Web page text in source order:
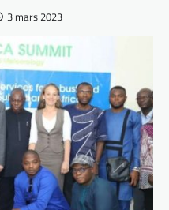
3 mars 2023